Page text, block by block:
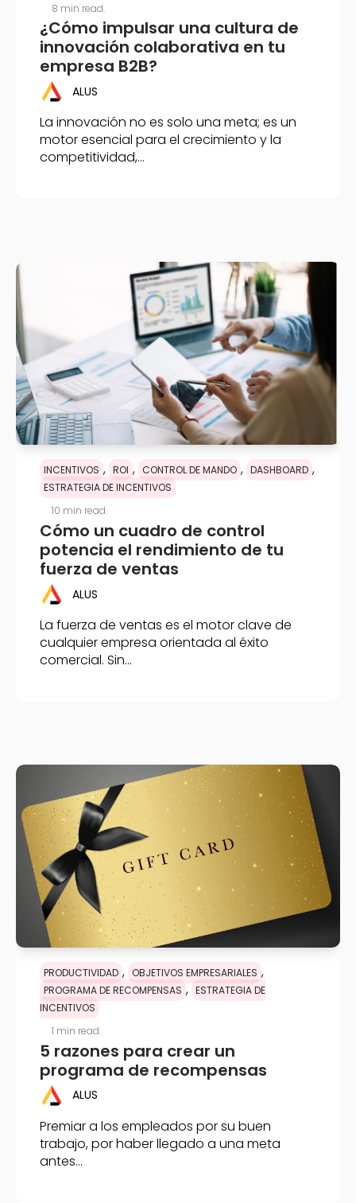
8 min read.
¿Cómo impulsar una cultura de
innovación colaborativa en tu
empresa B2B?
ALUS
La innovación no es solo una meta; es un
motor esencial para el crecimiento y la
competitividad,...
INCENTIVOS , ROI , CONTROL DE MANDO , DASHBOARD ,
ESTRATEGIA DE INCENTIVOS
10 min read.
Cómo un cuadro de control
potencia el rendimiento de tu
fuerza de ventas
ALUS
La fuerza de ventas es el motor clave de
cualquier empresa orientada al éxito
comercial. Sin...
PRODUCTIVIDAD , OBJETIVOS EMPRESARIALES ,
PROGRAMA DE RECOMPENSAS , ESTRATEGIA DE
INCENTIVOS
1 min read.
5 razones para crear un
programa de recompensas
ALUS
Premiar a los empleados por su buen
trabajo, por haber llegado a una meta
antes...